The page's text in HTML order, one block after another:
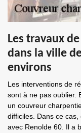
Les travaux
dans la ville
environs
Les interventions de
sont à ne pas oublier.
un couvreur
difficiles. Dans ce
avec Renolde 60. Il a